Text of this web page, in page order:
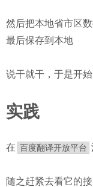
然后把本地省市区
最后保存到本地
说干就干，于是开
实践
在 百度翻译开放平台
随之赶紧去看它的